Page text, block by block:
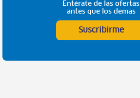
Entérate de las ofertas
antes que los demás
Suscribirme